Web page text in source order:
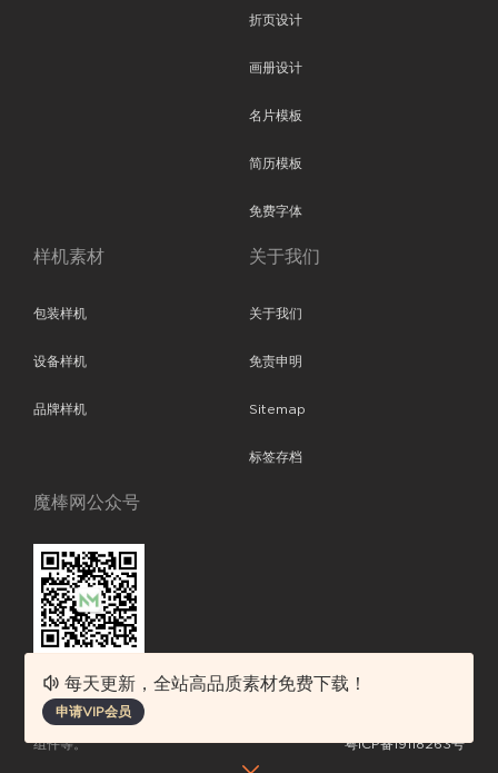
折页设计
画册设计
名片模板
简历模板
免费字体
样机素材
包装样机
设备样机
品牌样机
关于我们
关于我们
免责申明
Sitemap
标签存档
魔棒网公众号
魔棒网提供优质设计模板下载，分享优秀的设计。素材包含了APP设计、
平面素材、ppt模板、网页设计、前端代码、样机素材、插画图片、附加
组件等。
粤ICP备19118263号
每天更新，全站高品质素材免费下载！
申请VIP会员